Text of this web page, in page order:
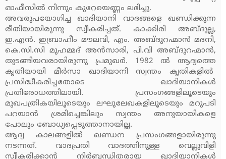
ഓഫീസില്‍ നിന്നും കുറേയെണ്ണം ലഭിച്ചു.
അവരുപയോഗിച്ച ഖാദിയാനി വാദങ്ങളെ ഖണ്ഡിക്കുന്ന
രീതിയായിരുന്നു സ്വീകരിച്ചത്. കാക്കിരി അബ്ദുല്ല,
ഇ.എന്‍. ഇബ്രാഹീം മൗലവി, എം. അബ്ദുറഹ്മാന്‍ മദനി,
കെ.സി.സി മുഹമ്മദ് അന്‍സാരി, പി.വി അബ്ദുറഹ്മാന്‍,
തുടങ്ങിയവരായിരുന്നു പ്രമുഖര്‍. 1982 ല്‍ ആദ്യത്തെ
കൃതിയായി മീര്‍സാ ഖാദിയാനി സ്വന്തം കൃതികളില്‍
പ്രസിദ്ധീകരിച്ചതോടെ ഖാദിയാനികള്‍
പ്രതിരോധത്തിലായി. പ്രസംഗങ്ങളിലൂടെയും
മുഖപത്രികയിലൂടെയും ലഘുലേഖകളിലൂടെയും മറുപടി
പറയാന്‍ ശ്രമിച്ചെങ്കിലും സ്വന്തം അനുയായികളെ
പോലും ബോധ്യപ്പെടുത്താനായില്ല.
ആദ്യ കാലങ്ങളില്‍ ഖണ്ഡന പ്രസംഗങ്ങളായിരുന്നു
നടന്നത്. വാദപ്രതി വാദത്തിനുള്ള വെല്ലുവിളി
സ്വീകരിക്കാന്‍ നിര്‍ബന്ധിതരായ ഖാദിയാനികള്‍